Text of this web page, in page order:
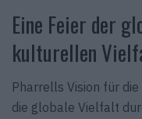
Eine Feier der
kulturellen
Pharrells Vision für
die globale Vielfalt